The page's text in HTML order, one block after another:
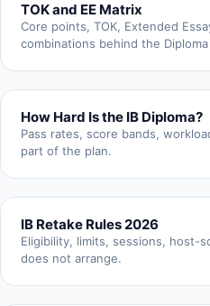
TOK and EE Matrix
Core points, TOK, Extended
combinations behind the
How Hard Is the IB Diploma?
Pass rates, score bands,
part of the plan.
IB Retake Rules 2026
Eligibility, limits, sessions, host-
does not arrange.